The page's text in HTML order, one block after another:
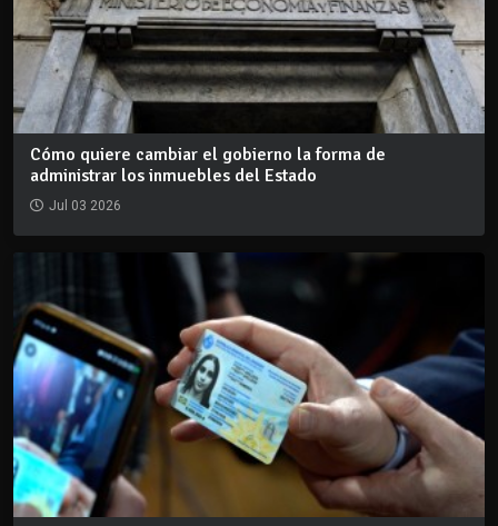
Cómo quiere cambiar el gobierno la forma de
administrar los inmuebles del Estado
Jul 03 2026